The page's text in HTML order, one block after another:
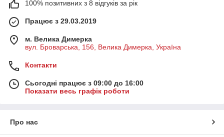
100% позитивних з 8 відгуків за рік
Працює з 29.03.2019
м. Велика Димерка
вул. Броварська, 156, Велика Димерка, Україна
Контакти
Сьогодні працює з 09:00 до 16:00
Показати весь графік роботи
Про нас